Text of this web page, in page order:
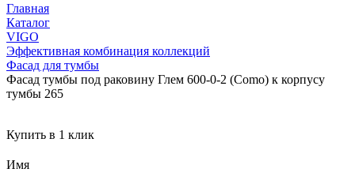
Главная
Каталог
VIGO
Эффективная комбинация коллекций
Фасад для тумбы
Фасад тумбы под раковину Глем 600-0-2 (Como) к корпусу
тумбы 265
Купить в 1 клик
Имя